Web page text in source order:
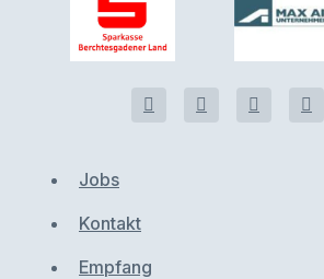
Jobs
Kontakt
Empfang